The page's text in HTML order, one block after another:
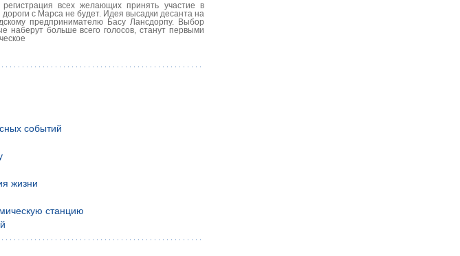
всех желающих принять участие в
с Марса не будет. Идея высадки десанта на
предпринимателю Басу Лансдорпу. Выбор
наберут больше всего голосов, станут первыми
событий
жизни
станцию